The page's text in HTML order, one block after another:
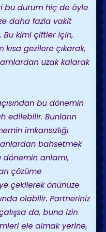
bu durum hiç de öyle
daha fazla vakit
Bu kimi çiftler için,
gezilere çıkarak,
uzak kalarak
bu dönemin
edilebilir. Bunların
imkansızlığı
bahsetmek
anlamı,
çözüme
çekilerek önünüze
olabilir. Partneriniz
da, buna izin
ele almak yerine,